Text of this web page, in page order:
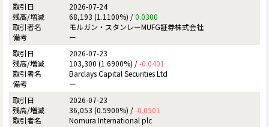
2026-07-24
68,193 (1.1100%) /0.0300
モルガン・スタンレーMUFG証券株式会社
ー
2026-07-23
103,300 (1.6900%) /-0.0401
Barclays Capital Securities Ltd
ー
2026-07-23
36,053 (0.5900%) /-0.0501
Nomura International plc